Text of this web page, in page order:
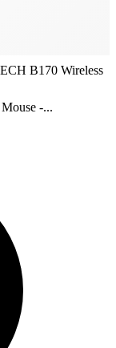
B170 Wireless
-...